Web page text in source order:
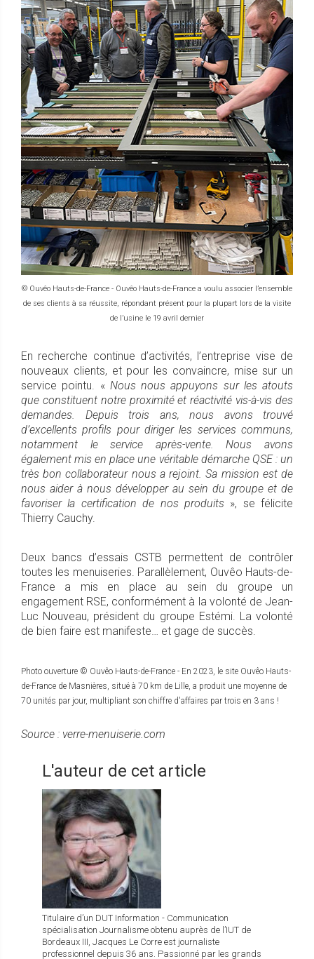
© Ouvêo Hauts-de-France - Ouvêo Hauts-de-France a voulu associer l’ensemble
de ses clients à sa réussite, répondant présent pour la plupart lors de la visite
de l’usine le 19 avril dernier
En recherche continue d’activités, l’entreprise vise de
nouveaux clients, et pour les convaincre, mise sur un
service pointu. «Nous nous appuyons sur les atouts
que constituent notre proximité et réactivité vis-à-vis des
demandes. Depuis trois ans, nous avons trouvé
d’excellents profils pour diriger les services communs,
notamment le service après-vente. Nous avons
également mis en place une véritable démarche QSE : un
très bon collaborateur nous a rejoint. Sa mission est de
nous aider à nous développer au sein du groupe et de
favoriser la certification de nos produits », se félicite
Thierry Cauchy.
Deux bancs d’essais CSTB permettent de contrôler
toutes les menuiseries. Parallèlement, Ouvêo Hauts-de-
France a mis en place au sein du groupe un
engagement RSE, conformément à la volonté de Jean-
Luc Nouveau, président du groupe Estémi. La volonté
de bien faire est manifeste… et gage de succès.
Photo ouverture © Ouvêo Hauts-de-France - En 2023, le site Ouvêo Hauts-
de-France de Masnières, situé à 70 km de Lille, a produit une moyenne de
70 unités par jour, multipliant son chiffre d'affaires par trois en 3 ans !
Source : verre-menuiserie.com
L'auteur de cet article
Titulaire d’un DUT Information - Communication
spécialisation Journalisme obtenu auprès de l’IUT de
Bordeaux III, Jacques Le Corre est journaliste
professionnel depuis 36 ans. Passionné par les grands